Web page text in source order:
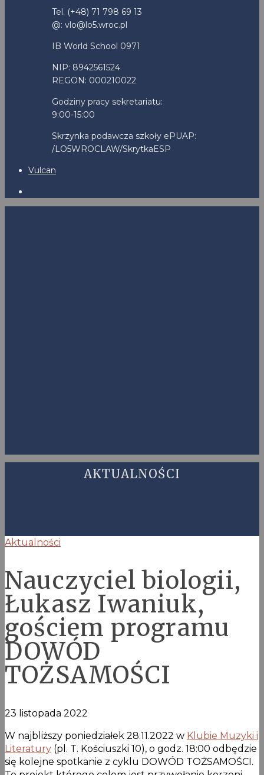
Tel. (+48) 71 798 69 13
@: vlo@lo5.wroc.pl
IB World School 0971
NIP: 8942561524
REGON: 000210022
Godziny pracy sekretariatu:
9:00-15:00
Skrzynka podawcza szkoły ePUAP:
/LO5WROCLAW/SkrytkaESP
Vulcan
AKTUALNOŚCI
Aktualności
Nauczyciel biologii,
Łukasz Iwaniuk,
gościem programu
DOWÓD
TOŻSAMOŚCI
23 listopada 2022
W najbliższy poniedziałek 28.11.2022 w Klubie Muzyki i
Literatury (pl. T. Kościuszki 10), o godz. 18:00 odbędzie
się kolejne spotkanie z cyklu DOWÓD TOŻSAMOŚCI.